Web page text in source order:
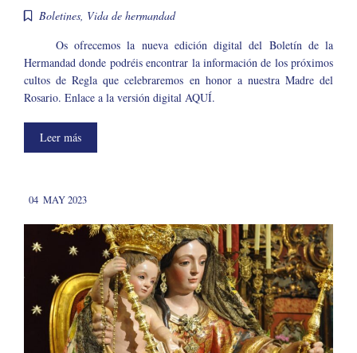
Boletines, Vida de hermandad
Os ofrecemos la nueva edición digital del Boletín de la
Hermandad donde podréis encontrar la información de los próximos
cultos de Regla que celebraremos en honor a nuestra Madre del
Rosario. Enlace a la versión digital AQUÍ.
Leer más
04 MAY 2023